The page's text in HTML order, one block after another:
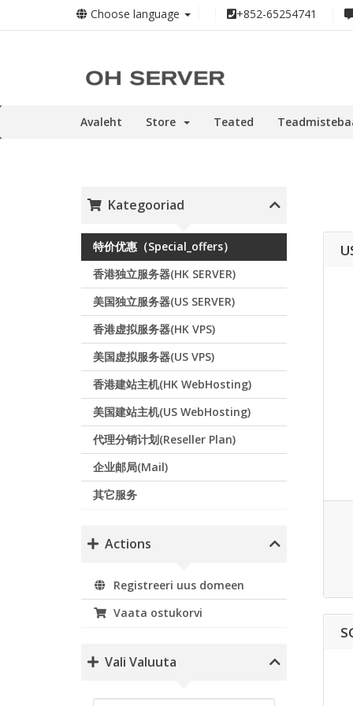
Choose language +852-65254741
Avaleht Store Teated
Kategooriad
特价优惠（Special_offers）
香港独立服务器(HK SERVER)
美国独立服务器(US SERVER)
香港虚拟服务器(HK VPS)
美国虚拟服务器(US VPS)
香港建站主机(HK WebHosting)
美国建站主机(US WebHosting)
代理分销计划(Reseller Plan)
企业邮局(Mail)
其它服务
Actions
Registreeri uus domeen
Vaata ostukorvi
Vali Valuuta